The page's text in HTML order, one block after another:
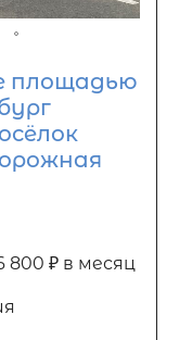
площадью
800 ₽ в месяц